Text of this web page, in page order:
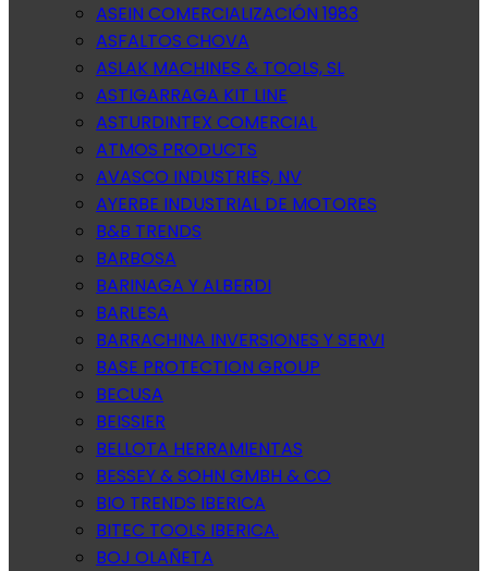
ASEIN COMERCIALIZACIÓN 1983
ASFALTOS CHOVA
ASLAK MACHINES & TOOLS, SL
ASTIGARRAGA KIT LINE
ASTURDINTEX COMERCIAL
ATMOS PRODUCTS
AVASCO INDUSTRIES, NV
AYERBE INDUSTRIAL DE MOTORES
B&B TRENDS
BARBOSA
BARINAGA Y ALBERDI
BARLESA
BARRACHINA INVERSIONES Y SERVI
BASE PROTECTION GROUP
BECUSA
BEISSIER
BELLOTA HERRAMIENTAS
BESSEY & SOHN GMBH & CO
BIO TRENDS IBERICA
BITEC TOOLS IBERICA.
BOJ OLAÑETA